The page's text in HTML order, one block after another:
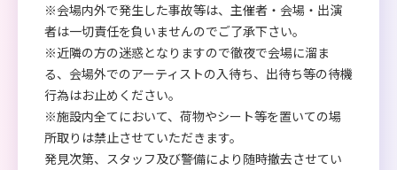
※会場内外で発生した事故等は、主催者・会場・出演
者は一切責任を負いませんのでご了承下さい。
※近隣の方の迷惑となりますので徹夜で会場に溜ま
る、会場外でのアーティストの入待ち、出待ち等の待機
行為はお止めください。
※施設内全てにおいて、荷物やシート等を置いての場
所取りは禁止させていただきます。
発見次第、スタッフ及び警備により随時撤去させてい